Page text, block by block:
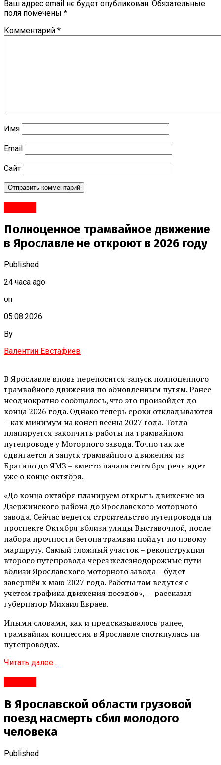
Ваш адрес email не будет опубликован. Обязательные
поля помечены *
Комментарий *
Имя
Email
Сайт
Полноценное трамвайное движение
в Ярославле не откроют в 2026 году
Published
24 часа ago
on
05.08.2026
By
Валентин Евстафиев
В Ярославле вновь переносится запуск полноценного
трамвайного движения по обновленным путям. Ранее
неоднократно сообщалось, что это произойдет до
конца 2026 года. Однако теперь сроки откладываются
– как минимум на конец весны 2027 года. Тогда
планируется закончить работы на трамвайном
путепроводе у Моторного завода. Точно так же
сдвигается и запуск трамвайного движения из
Брагино до ЯМЗ – вместо начала сентября речь идет
уже о конце октября.
«До конца октября планируем открыть движение из
Дзержинского района до Ярославского моторного
завода. Сейчас ведется строительство путепровода на
проспекте Октября вблизи улицы Выставочной, после
набора прочности бетона трамваи пойдут по новому
маршруту. Самый сложный участок – реконструкция
второго путепровода через железнодорожные пути
вблизи Ярославского моторного завода – будет
завершён к маю 2027 года. Работы там ведутся с
учетом графика движения поездов», — рассказал
губернатор Михаил Евраев.
Иными словами, как и предсказывалось ранее,
трамвайная концессия в Ярославле споткнулась на
путепроводах.
Читать далее...
В Ярославской области грузовой
поезд насмерть сбил молодого
человека
Published